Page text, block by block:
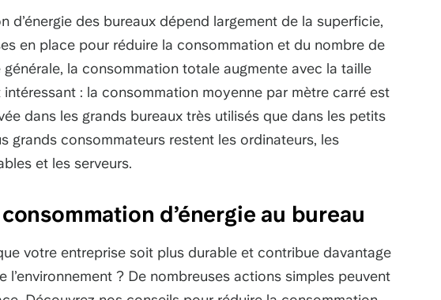
d’énergie des bureaux dépend largement de la superficie,
en place pour réduire la consommation et du nombre de
générale, la consommation totale augmente avec la taille
: la consommation moyenne par mètre carré est
dans les grands bureaux très utilisés que dans les petits
grands consommateurs restent les ordinateurs, les
et les serveurs.
d’énergie au bureau
votre entreprise soit plus durable et contribue davantage
l’environnement ? De nombreuses actions simples peuvent